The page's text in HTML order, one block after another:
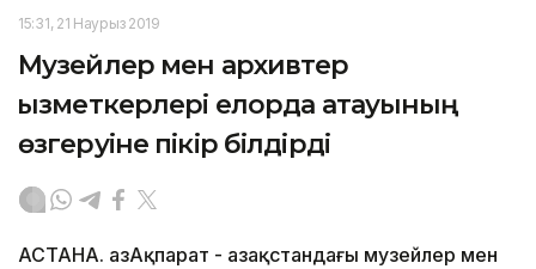
15:31, 21 Наурыз 2019
Музейлер мен архивтер
қызметкерлері елорда атауының
өзгеруіне пікір білдірді
АСТАНА. ҚазАқпарат - Қазақстандағы музейлер мен